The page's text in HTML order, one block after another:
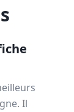
Il